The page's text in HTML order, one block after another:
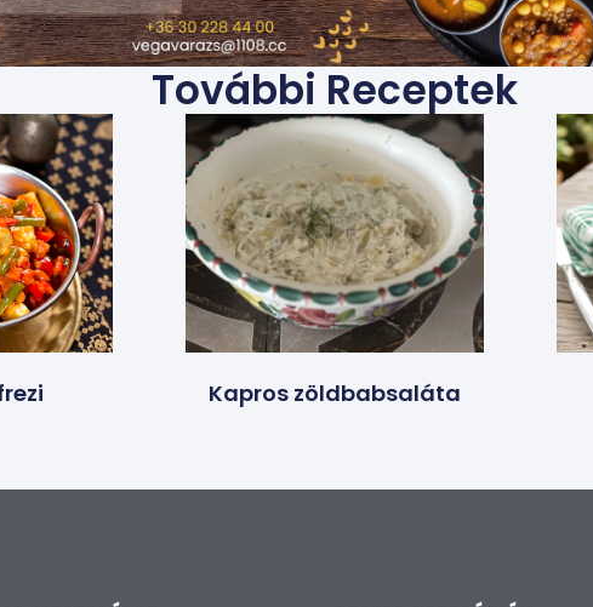
További Receptek
Kapros zöldbabsaláta